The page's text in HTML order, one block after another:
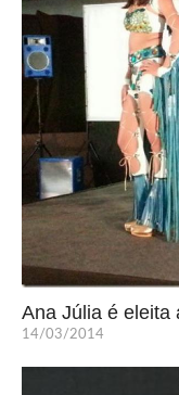
Ana Júlia é eleita
14/03/2014